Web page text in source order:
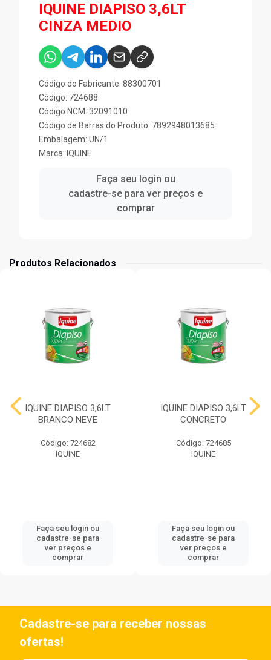
IQUINE DIAPISO 3,6LT
CINZA MEDIO
Código do Fabricante: 88300701
Código: 724688
Código NCM: 32091010
Código de Barras do Produto: 7892948013685
Embalagem: UN/1
Marca: IQUINE
Faça seu login ou
cadastre-se para ver preços e
comprar
Produtos Relacionados
IQUINE DIAPISO 3,6LT
BRANCO NEVE
Código: 724682
IQUINE
Faça seu login ou
cadastre-se para
ver preços e
comprar
IQUINE DIAPISO 3,6LT
CONCRETO
Código: 724685
IQUINE
Faça seu login ou
cadastre-se para
ver preços e
comprar
Cadastre-se para receber nossas
ofertas!